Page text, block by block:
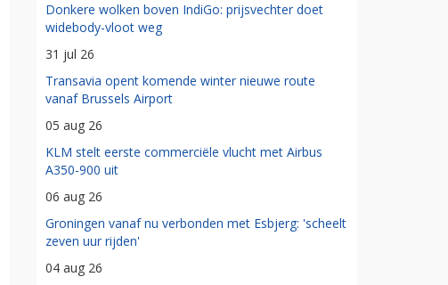
Donkere wolken boven IndiGo: prijsvechter doet
widebody-vloot weg
31 jul 26
Transavia opent komende winter nieuwe route
vanaf Brussels Airport
05 aug 26
KLM stelt eerste commerciële vlucht met Airbus
A350-900 uit
06 aug 26
Groningen vanaf nu verbonden met Esbjerg: 'scheelt
zeven uur rijden'
04 aug 26